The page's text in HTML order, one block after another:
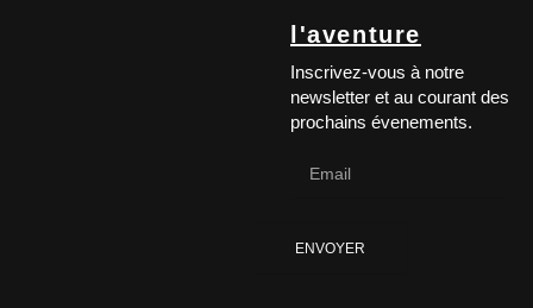
l'aventure
Inscrivez-vous à notre
newsletter et au courant des
prochains évenements.
ENVOYER